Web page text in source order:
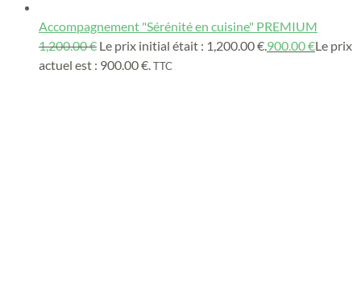
Accompagnement "Sérénité en cuisine" PREMIUM
1,200.00€ Le prix initial était : 1,200.00 €.900.00€Le prix
actuel est : 900.00 €.TTC